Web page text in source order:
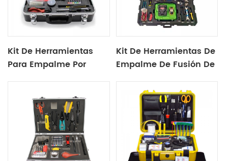
Kit De Herramientas
Para Empalme Por
Kit De Herramientas De
Empalme De Fusión De